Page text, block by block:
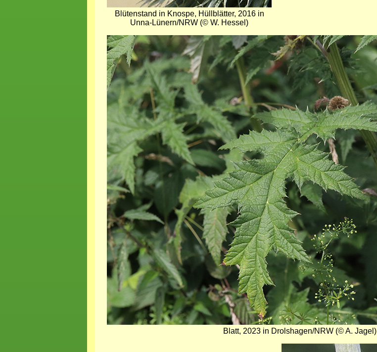
Blütenstand in Knospe, Hüllblätter, 2016 in
Unna-Lünern/NRW (© W. Hessel)
Bild
Blatt, 2023 in Drolshagen/NRW (© A. Jagel)